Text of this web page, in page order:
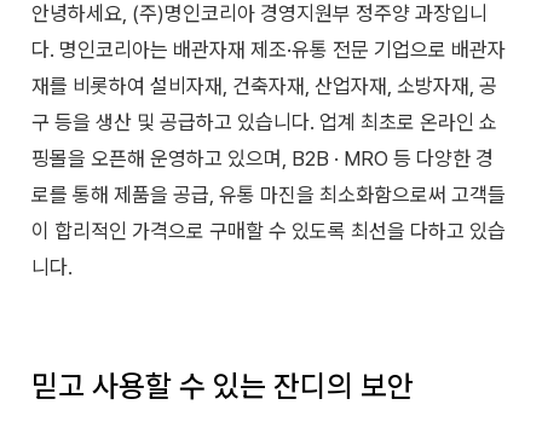
안녕하세요, (주)명인코리아 경영지원부 정주양 과장입니
다. 명인코리아는 배관자재 제조·유통 전문 기업으로 배관자
재를 비롯하여 설비자재, 건축자재, 산업자재, 소방자재, 공
구 등을 생산 및 공급하고 있습니다. 업계 최초로 온라인 쇼
핑몰을 오픈해 운영하고 있으며, B2B · MRO 등 다양한 경
로를 통해 제품을 공급, 유통 마진을 최소화함으로써 고객들
이 합리적인 가격으로 구매할 수 있도록 최선을 다하고 있습
니다.
믿고 사용할 수 있는 잔디의 보안